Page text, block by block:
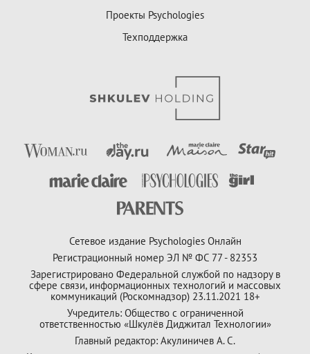
Проекты Psychologies
Техподдержка
Сетевое издание Psychologies Онлайн
Регистрационный номер ЭЛ № ФС 77 - 82353
Зарегистрировано Федеральной службой по надзору в
сфере связи, информационных технологий и массовых
коммуникаций (Роскомнадзор) 23.11.2021 18+
Учредитель: Общество с ограниченной
ответственностью «Шкулёв Диджитал Технологии»
Главный редактор: Акулиничев А. С.